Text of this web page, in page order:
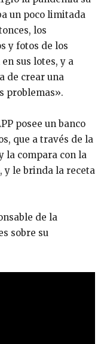
un poco limitada
los
y fotos de los
sus lotes, y a
de crear una
problemas».
posee un banco
que a través de la
la compara con la
y le brinda la receta
de la
sobre su